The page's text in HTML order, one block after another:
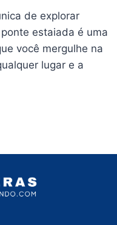
de explorar
estaiada é uma
você mergulhe na
lugar e a